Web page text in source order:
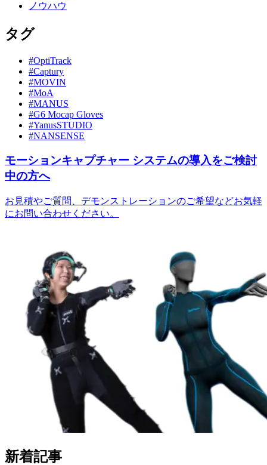
ノウハウ
タグ
#OptiTrack
#Captury
#MOVIN
#MoA
#MANUS
#G6 Mocap Gloves
#YanusSTUDIO
#NANSENSE
モーションキャプチャー システムの導入をご検討
中の方へ
お見積やご質問、デモンストレーションのご希望などお気軽
にお問い合わせください。
新着記事